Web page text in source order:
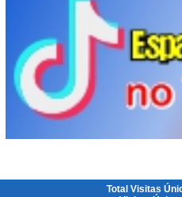
Total Visitas